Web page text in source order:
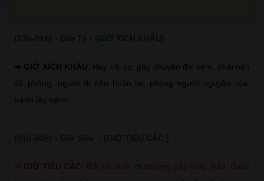
(23h-01h) - Giờ Tý - (GIỜ XÍCH KHẨU)
⇒ GIỜ XÍCH KHẨU : Hay cãi cọ, gây chuyện đói kém, phải nên
đề phòng, người đi nên hoãn lại, phòng người nguyền rủa,
tránh lây bệnh.
(01h-03h) - Giờ Sửu - (GIỜ TIỂU CÁC )
⇒ GIỜ TIỂU CÁC
Rất tốt lành, đi thường gặp may mắn. Buôn